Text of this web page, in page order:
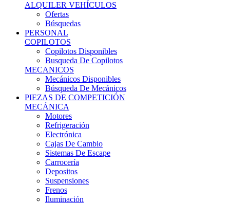
ALQUILER VEHÍCULOS
Ofertas
Búsquedas
PERSONAL
COPILOTOS
Copilotos Disponibles
Busqueda De Copilotos
MECANICOS
Mecánicos Disponibles
Búsqueda De Mecánicos
PIEZAS DE COMPETICIÓN
MECÁNICA
Motores
Refrigeración
Electrónica
Cajas De Cambio
Sistemas De Escape
Carrocería
Depositos
Suspensiones
Frenos
Iluminación